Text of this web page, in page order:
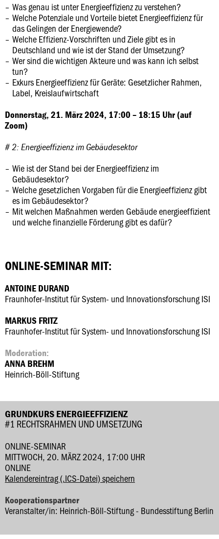
Was genau ist unter Energieeffizienz zu verstehen?
Welche Potenziale und Vorteile bietet Energieeffizienz für
das Gelingen der Energiewende?
Welche Effizienz-Vorschriften und Ziele gibt es in
Deutschland und wie ist der Stand der Umsetzung?
Wer sind die wichtigen Akteure und was kann ich selbst
tun?
Exkurs Energieeffizienz für Geräte: Gesetzlicher Rahmen,
Label, Kreislaufwirtschaft
Donnerstag, 21. März 2024, 17:00 – 18:15 Uhr (auf
Zoom)
# 2: Energieeffizienz im Gebäudesektor
Wie ist der Stand bei der Energieeffizienz im
Gebäudesektor?
Welche gesetzlichen Vorgaben für die Energieeffizienz gibt
es im Gebäudesektor?
Mit welchen Maßnahmen werden Gebäude energieeffizient
und welche finanzielle Förderung gibt es dafür?
ONLINE-SEMINAR MIT:
ANTOINE DURAND
Fraunhofer-Institut für System- und Innovationsforschung ISI
MARKUS FRITZ
Fraunhofer-Institut für System- und Innovationsforschung ISI
Moderation:
ANNA BREHM
Heinrich-Böll-Stiftung
GRUNDKURS ENERGIEEFFIZIENZ
#1 RECHTSRAHMEN UND UMSETZUNG
ONLINE-SEMINAR
MITTWOCH, 20. MÄRZ 2024, 17:00 UHR
ONLINE
Kalendereintrag (.ICS-Datei) speichern
Kooperationspartner
Veranstalter/in: Heinrich-Böll-Stiftung - Bundesstiftung Berlin